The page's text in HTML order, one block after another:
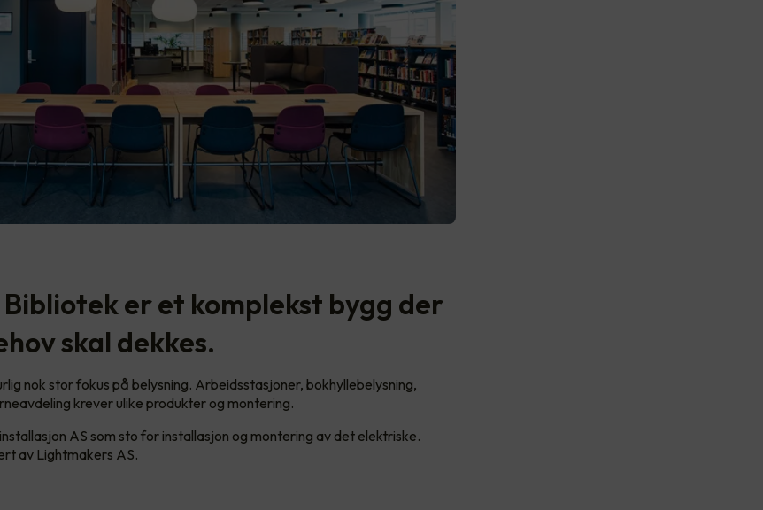
er et komplekst bygg der
skal dekkes.
nok stor fokus på belysning. Arbeidsstasjoner, bokhyllebelysning,
krever ulike produkter og montering.
AS som sto for installasjon og montering av det elektriske.
av Lightmakers AS.